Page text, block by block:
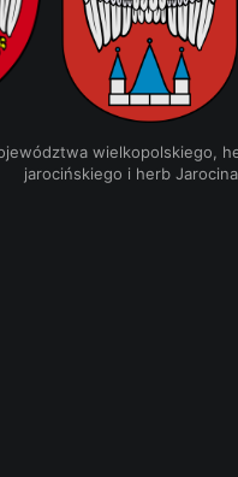
wielkopolskiego,
jarocińskiego i herb